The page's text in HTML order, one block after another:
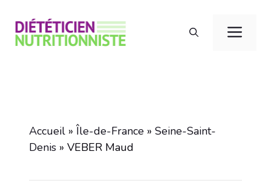
contenu
Accueil » Île-de-France » Seine-Saint-
Denis » VEBER Maud